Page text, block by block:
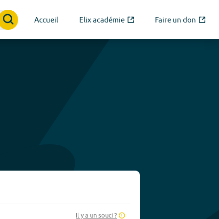
Accueil Elix académie Faire un don
Il y a un souci ?